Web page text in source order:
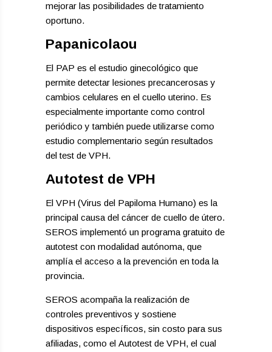
mejorar las posibilidades de tratamiento
oportuno.
Papanicolaou
El PAP es el estudio ginecológico que
permite detectar lesiones precancerosas y
cambios celulares en el cuello uterino. Es
especialmente importante como control
periódico y también puede utilizarse como
estudio complementario según resultados
del test de VPH.
Autotest de VPH
El VPH (Virus del Papiloma Humano) es la
principal causa del cáncer de cuello de útero.
SEROS implementó un programa gratuito de
autotest con modalidad autónoma, que
amplía el acceso a la prevención en toda la
provincia.
SEROS acompaña la realización de
controles preventivos y sostiene
dispositivos específicos, sin costo para sus
afiliadas, como el Autotest de VPH, el cual